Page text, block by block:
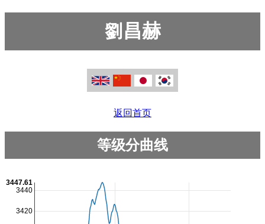
劉昌赫
返回首页
等级分曲线
3420
3440
3447.61